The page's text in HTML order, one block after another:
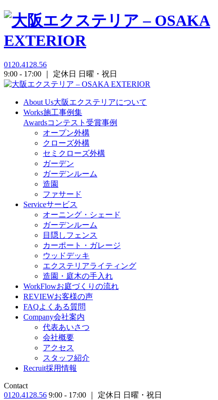
0120.4128.56
9:00 - 17:00 ｜ 定休日 日曜・祝日
About Us大阪エクステリアについて
Works施工事例集
Awardsコンテスト受賞事例
オープン外構
クローズ外構
セミクローズ外構
ガーデン
ガーデンルーム
造園
ファサード
Serviceサービス
オーニング・シェード
ガーデンルーム
目隠しフェンス
カーポート・ガレージ
ウッドデッキ
エクステリアライティング
造園・庭木の手入れ
WorkFlowお庭づくりの流れ
REVIEWお客様の声
FAQよくある質問
Company会社案内
代表あいさつ
会社概要
アクセス
スタッフ紹介
Recruit採用情報
Contact
0120.4128.56 9:00 - 17:00 ｜ 定休日 日曜・祝日